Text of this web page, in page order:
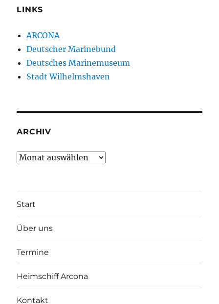
LINKS
ARCONA
Deutscher Marinebund
Deutsches Marinemuseum
Stadt Wilhelmshaven
ARCHIV
Archiv
Start
Über uns
Termine
Heimschiff Arcona
Kontakt